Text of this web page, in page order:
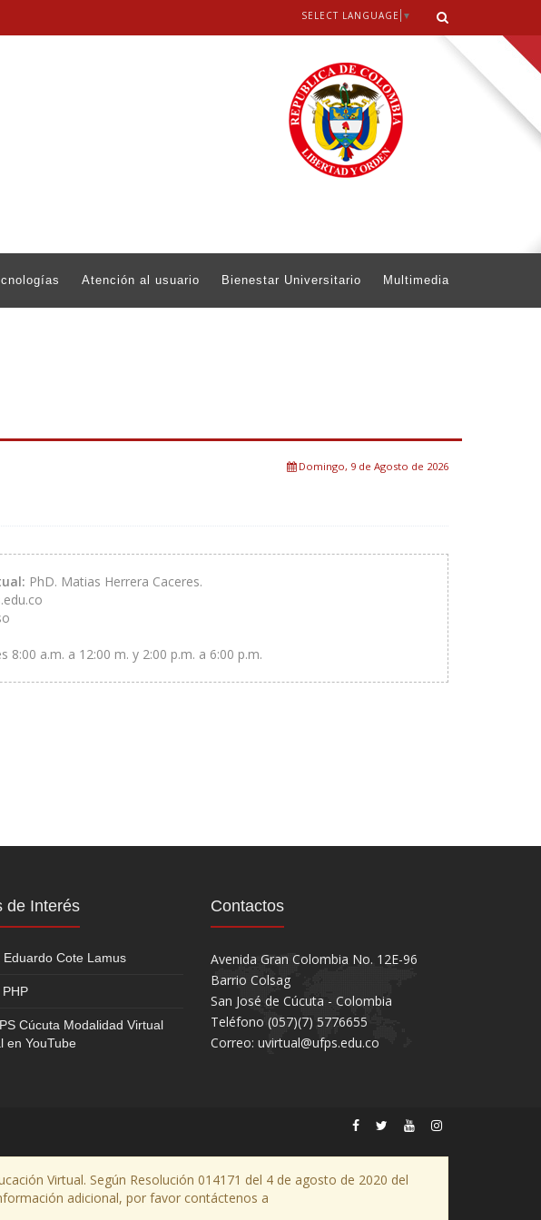
SELECT LANGUAGE ▼
Atención al usuario Bienestar Universitario Multimedia
Domingo, 9 de Agosto de 2026
PhD. Matias Herrera Caceres.
8:00 a.m. a 12:00 m. y 2:00 p.m. a 6:00 p.m.
de Interés
Eduardo Cote Lamus
Cúcuta Modalidad Virtual
en YouTube
Contactos
Avenida Gran Colombia No. 12E-96
Barrio Colsag
San José de Cúcuta - Colombia
Teléfono (057)(7) 5776655
Correo: uvirtual@ufps.edu.co
Virtual. Según Resolución 014171 del 4 de agosto de 2020 del
adicional, por favor contáctenos a